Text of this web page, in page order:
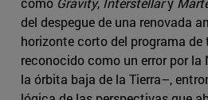
del despegue de una renovada
horizonte corto del programa de
reconocido como un error por la
la órbita baja de la Tierra–,